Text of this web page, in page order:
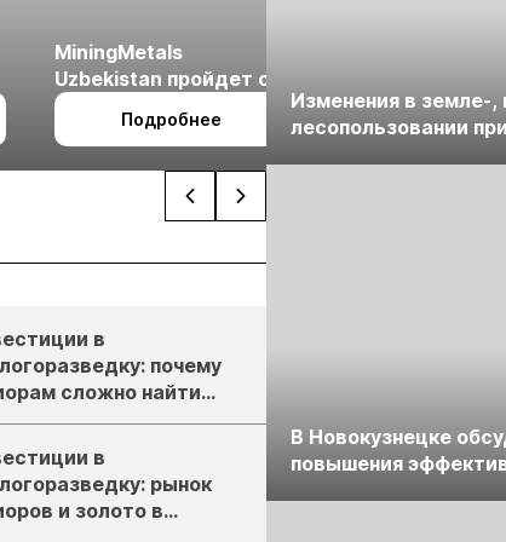
MiningMetals
Uzbekistan пройдет с
27 по 29 октября в г.
Ташкент
Подробнее
Екатеринбурге
Подробнее
в
почему
сложно найти
в
рынок
и золото в
Изменения в земле-,
лесопользовании
В Новокузнецке
повышения